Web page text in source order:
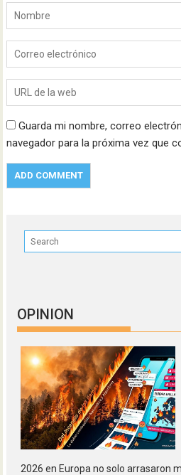
Guarda mi nombre, correo
navegador para la próxima vez que
OPINION
2026 en Europa no solo arrasaron